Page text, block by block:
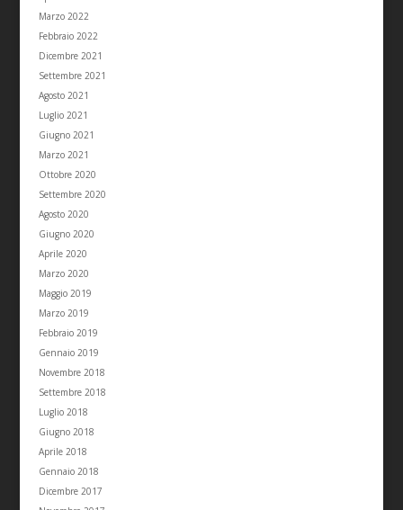
Marzo 2022
Febbraio 2022
Dicembre 2021
Settembre 2021
Agosto 2021
Luglio 2021
Giugno 2021
Marzo 2021
Ottobre 2020
Settembre 2020
Agosto 2020
Giugno 2020
Aprile 2020
Marzo 2020
Maggio 2019
Marzo 2019
Febbraio 2019
Gennaio 2019
Novembre 2018
Settembre 2018
Luglio 2018
Giugno 2018
Aprile 2018
Gennaio 2018
Dicembre 2017